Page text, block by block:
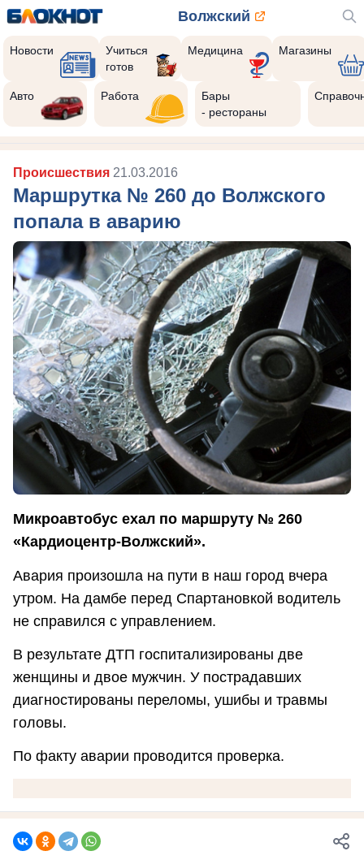
Волжский
Новости
Учиться
готов
Медицина Магазины
Авто Работа
Бары
- рестораны
Происшествия 21.03.2016
Маршрутка № 260 до Волжского
попала в аварию
Микроавтобус ехал по маршруту № 260
«Кардиоцентр-Волжский».
Авария произошла на пути в наш город вчера
утром. На дамбе перед Спартановкой водитель
не справился с управлением.
В результате ДТП госпитализированы две
женщины и двое мужчин. У пострадавших
диагностированы переломы, ушибы и травмы
головы.
По факту аварии проводится проверка.